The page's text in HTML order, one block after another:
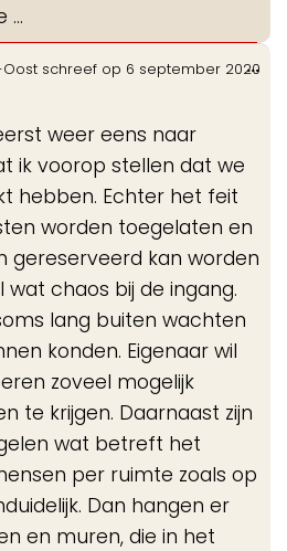
...
schreef op 6 september 2020
weer eens naar
ik voorop stellen dat we
hebben. Echter het feit
worden toegelaten en
gereserveerd kan worden
chaos bij de ingang.
lang buiten wachten
konden. Eigenaar wil
zoveel mogelijk
te krijgen. Daarnaast zijn
wat betreft het
per ruimte zoals op
Dan hangen er
en muren, die in het
...